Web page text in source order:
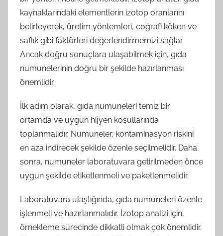
kaynaklarındaki elementlerin izotop oranlarını
belirleyerek, üretim yöntemleri, coğrafi köken ve
saflık gibi faktörleri değerlendirmemizi sağlar.
Ancak doğru sonuçlara ulaşabilmek için, gıda
numunelerinin doğru bir şekilde hazırlanması
önemlidir.
İlk adım olarak, gıda numuneleri temiz bir
ortamda ve uygun hijyen koşullarında
toplanmalıdır. Numuneler, kontaminasyon riskini
en aza indirecek şekilde özenle seçilmelidir. Daha
sonra, numuneler laboratuvara getirilmeden önce
uygun şekilde etiketlenmeli ve paketlenmelidir.
Laboratuvara ulaştığında, gıda numuneleri özenle
işlenmeli ve hazırlanmalıdır. İzotop analizi için,
örnekleme sürecinde dikkatli olmak çok önemlidir.